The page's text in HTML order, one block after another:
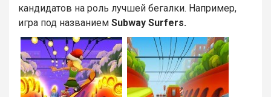
кандидатов на роль лучшей бегалки. Например,
игра под названием Subway Surfers.